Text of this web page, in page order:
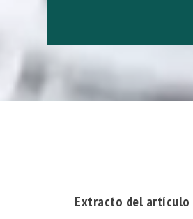
Extracto del artículo